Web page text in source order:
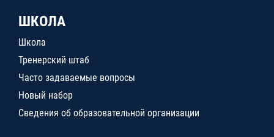
ШКОЛА
Школа
Тренерский штаб
Часто задаваемые вопросы
Новый набор
Сведения об образовательной организации